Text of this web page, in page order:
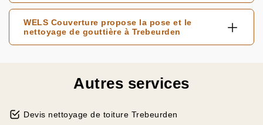
WELS Couverture propose la pose et le
nettoyage de gouttière à Trebeurden
Autres services
Devis nettoyage de toiture Trebeurden